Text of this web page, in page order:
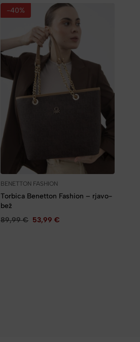
-40%
BENETTON FASHION
Torbica Benetton Fashion – rjavo-
bež
89,99€ 53,99€